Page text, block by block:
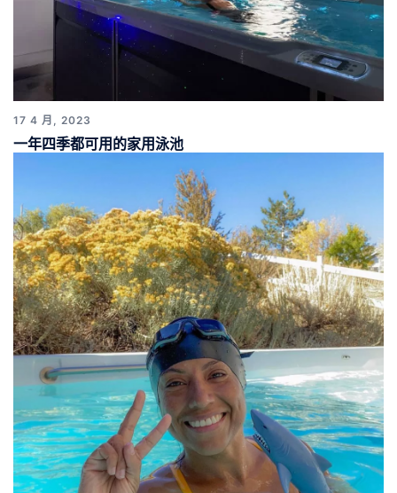
17 4 月, 2023
一年四季都可用的家用泳池